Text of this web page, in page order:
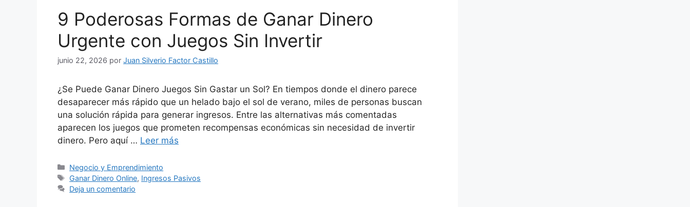
9 Poderosas Formas de Ganar Dinero
Urgente con Juegos Sin Invertir
junio 22, 2026 por Juan Silverio Factor Castillo
¿Se Puede Ganar Dinero Juegos Sin Gastar un Sol? En tiempos donde el dinero parece
desaparecer más rápido que un helado bajo el sol de verano, miles de personas buscan
una solución rápida para generar ingresos. Entre las alternativas más comentadas
aparecen los juegos que prometen recompensas económicas sin necesidad de invertir
dinero. Pero aquí … Leer más
Categorías
Negocio y Emprendimiento
Etiquetas
Ganar Dinero Online, Ingresos Pasivos
Deja un comentario